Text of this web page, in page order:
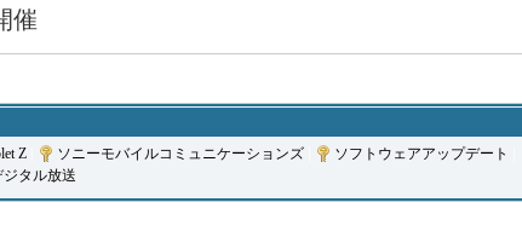
催
Z ソニーモバイルコミュニケーションズ ソフトウェアアップデート
タル放送